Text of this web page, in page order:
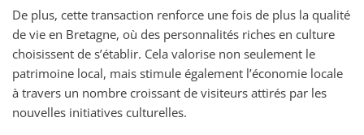
De plus, cette transaction renforce une fois de plus la qualité
de vie en Bretagne, où des personnalités riches en culture
choisissent de s’établir. Cela valorise non seulement le
patrimoine local, mais stimule également l’économie locale
à travers un nombre croissant de visiteurs attirés par les
nouvelles initiatives culturelles.